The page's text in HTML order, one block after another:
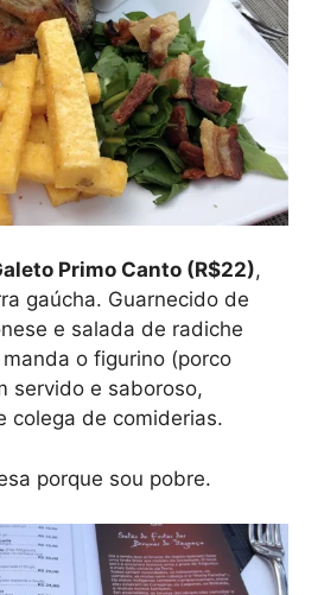
Primo Canto (R$22),
gaúcha. Guarnecido de
e salada de radiche
o figurino (porco
servido e saboroso,
colega de comiderias.
porque sou pobre.